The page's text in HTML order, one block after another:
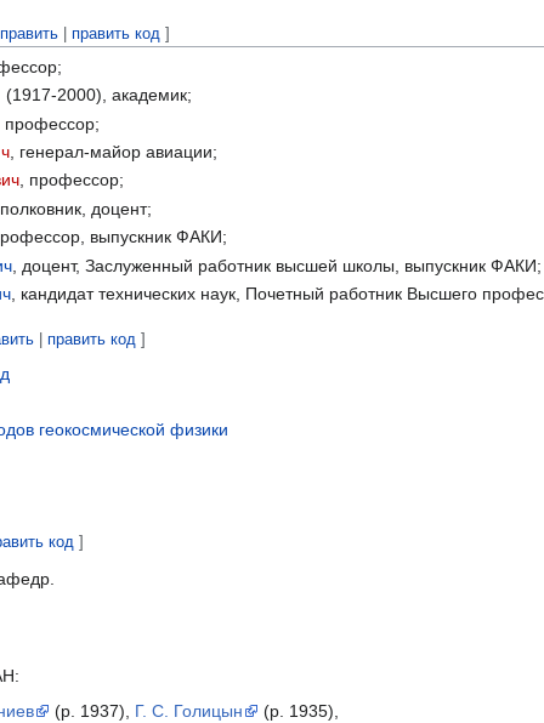
править |править код ]
(1917-2000), академик;
профессор;
, генерал-майор авиации;
, профессор;
доцент;
выпускник ФАКИ;
, доцент, Заслуженный работник высшей школы, выпускник ФАКИ;
, кандидат технических наук, Почетный работник Высшего
|править код ]
геокосмической физики
код ]
(р. 1937), Г. С. Голицын (р. 1935),